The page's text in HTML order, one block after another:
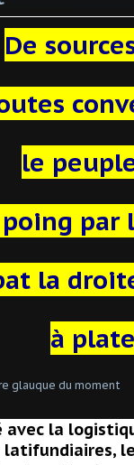
De
le
par
la
à
la
latifundiaires,